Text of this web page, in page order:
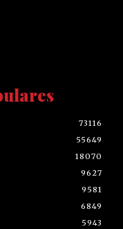
73116
55649
18070
9627
9581
6849
5943